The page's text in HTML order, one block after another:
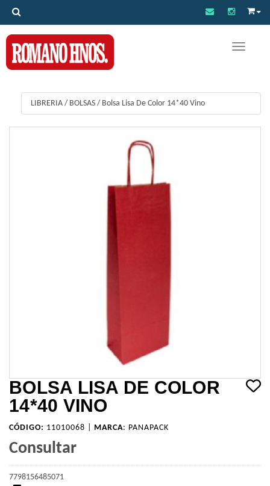
Toggle
LIBRERIA / BOLSAS / Bolsa Lisa De Color 14*40 Vino
BOLSA LISA DE COLOR
14*40 VINO
CÓDIGO: 11010068 | MARCA: PANAPACK
Consultar
7798156485071